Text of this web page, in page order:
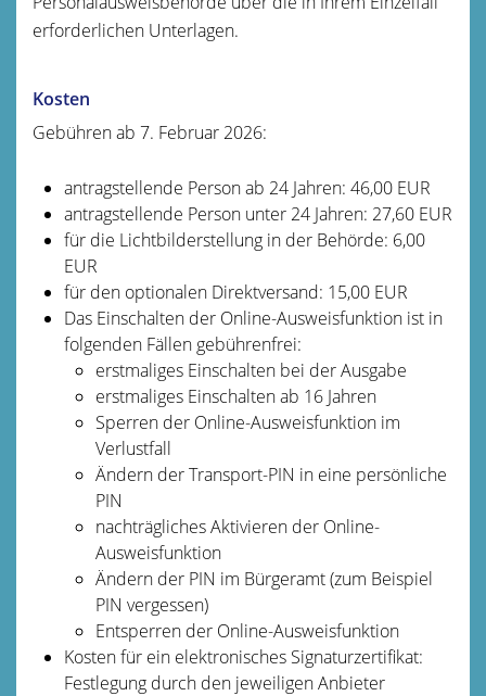
erforderlichen Unterlagen.
Kosten
Gebühren ab 7. Februar 2026:
antragstellende Person ab 24 Jahren: 46,00 EUR
antragstellende Person unter 24 Jahren: 27,60 EUR
für die Lichtbilderstellung in der Behörde: 6,00
EUR
für den optionalen Direktversand: 15,00 EUR
Das Einschalten der Online-Ausweisfunktion ist in
folgenden Fällen gebührenfrei:
erstmaliges Einschalten bei der Ausgabe
erstmaliges Einschalten ab 16 Jahren
Sperren der Online-Ausweisfunktion im
Verlustfall
Ändern der Transport-PIN in eine persönliche
PIN
nachträgliches Aktivieren der Online-
Ausweisfunktion
Ändern der PIN im Bürgeramt (zum Beispiel
PIN vergessen)
Entsperren der Online-Ausweisfunktion
Kosten für ein elektronisches Signaturzertifikat:
Festlegung durch den jeweiligen Anbieter